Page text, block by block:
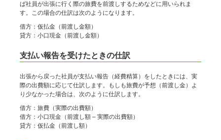
ば社員が出張に行く際の旅費を前渡しするためなどに用いられま
す。この場合の仕訳は次のようになります。
借方：仮払金（前渡し金額）
貸方：小口現金（前渡し金額）
支払い報告を受けたときの仕訳
出張から戻った社員が支払い報告（経費精算）をしたときには、実
際の出費額に応じて仕訳します。もしも旅費が予想（前渡し金）よ
り少なかった場合は、次のように仕訳します。
借方：旅費（実際の出費額）
借方：小口現金（前渡し額 – 実際の出費額）
貸方：仮払金（前渡し額）